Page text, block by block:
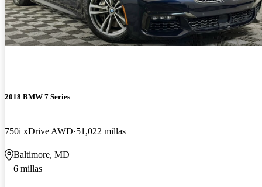
2018 BMW 7 Series
750i xDrive AWD 51,022 millas
Baltimore, MD
6 millas